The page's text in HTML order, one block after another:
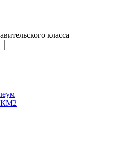
класса
КМ2